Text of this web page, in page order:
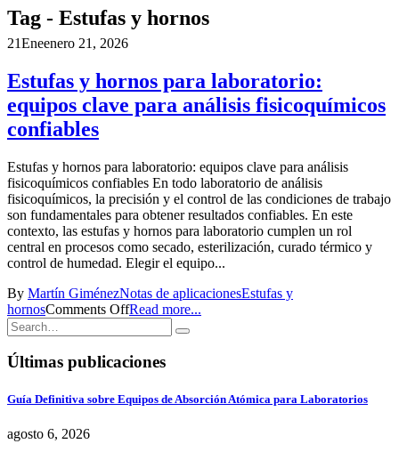
Tag - Estufas y hornos
21Eneenero 21, 2026
Estufas y hornos para laboratorio:
equipos clave para análisis fisicoquímicos
confiables
Estufas y hornos para laboratorio: equipos clave para análisis
fisicoquímicos confiables En todo laboratorio de análisis
fisicoquímicos, la precisión y el control de las condiciones de trabajo
son fundamentales para obtener resultados confiables. En este
contexto, las estufas y hornos para laboratorio cumplen un rol
central en procesos como secado, esterilización, curado térmico y
control de humedad. Elegir el equipo...
By Martín GiménezNotas de aplicacionesEstufas y
hornosComments OffRead more...
Últimas publicaciones
Guía Definitiva sobre Equipos de Absorción Atómica para Laboratorios
agosto 6, 2026